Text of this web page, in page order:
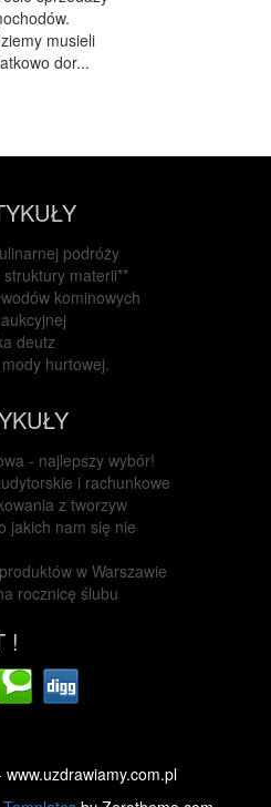
musieli
dor...
podróży
materii**
kominowych
deutz
hurtowej.
- najlepszy wybór!
i rachunkowe
z tworzyw
jakich nam się nie
w Warszawie
rocznicę ślubu
!